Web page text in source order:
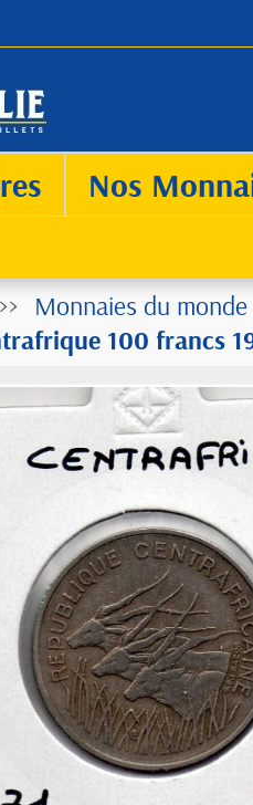
Nos
Monnaies du monde
100 francs